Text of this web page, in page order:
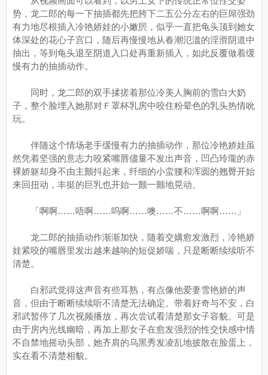
势，龙二郎的每一下抽插都先把胯下二五公分左右的巨屌强劲
有力地尽根插入冷艳娇娃的小嫩屄，似乎一直把龟头顶到她女
体深处的花心子宫口，随后再慢慢地从春潮氾滥的淫滑阴道中
抽出，等到龟头退至阴道入口处再重新插入，如此反覆做着缓
慢有力的抽插动作。
同时，龙二郎的双手揉搓着那位冷美人胸前的雪白大奶
子，整个脸埋入她那对Ｆ罩杯乳房中咬住粉晕色的乳头热情吮
玩。
伴随这个情场老手缓慢有力的抽插动作，那位冷艳娇娃虽
然凭着坚强的意志力咬紧嘴唇儘量不发出声音，凹凸玲瓏的赤
裸娇躯却身不由主颤抖起来，纤细的小蛮腰和浑圆的翘臀开始
来回扭动，丰挺的巨乳也开始一颤一颤地晃动。
「啊啊……唔啊……呜啊……噢……不……啊啊……」
龙二郎的抽插动作渐渐加快，随着交媾愈发激烈，冷艳娇
娃紧咬的嘴唇里发出越来越响的短促娇喘，只是断断续续听不
清楚。
白邪武觉得这声音有些耳熟，有点像他爱妻雪艳娇的声
音，但由于断断续续听不清楚无法确定。带着好奇与不安，白
邪武暂停了几次视频播放，再次尝试看清楚那女子容貌。可是
由于房内光线幽暗，再加上那女子在愈发强烈的性交快感中情
不自禁地摇动头部，她齐肩的乌黑秀发凌乱地披散在脸蛋上，
实在看不清楚相貌。